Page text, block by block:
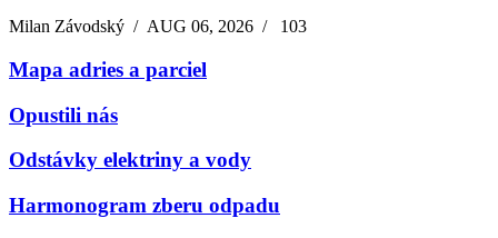
Milan Závodský /AUG 06, 2026 / 103
Mapa adries a parciel
Opustili nás
Odstávky elektriny a vody
Harmonogram zberu odpadu